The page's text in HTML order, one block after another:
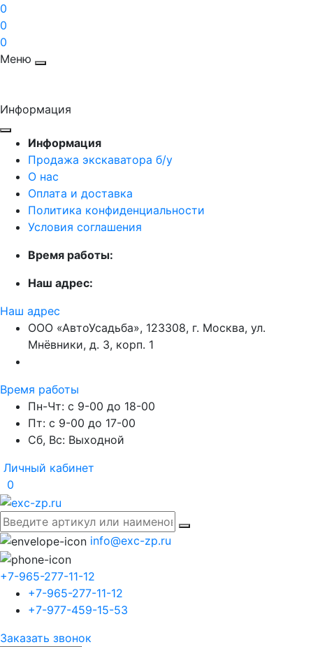
0
0
0
Меню
Информация
Информация
Продажа экскаватора б/у
О нас
Оплата и доставка
Политика конфиденциальности
Условия соглашения
Время работы:
Наш адрес:
Наш адрес
ООО «АвтоУсадьба», 123308, г. Москва, ул.
Мнёвники, д. 3, корп. 1
Время работы
Пн-Чт: с 9-00 до 18-00
Пт: с 9-00 до 17-00
Сб, Вс: Выходной
Личный кабинет
0
info@exc-zp.ru
+7-965-277-11-12
+7-965-277-11-12
+7-977-459-15-53
Заказать звонок